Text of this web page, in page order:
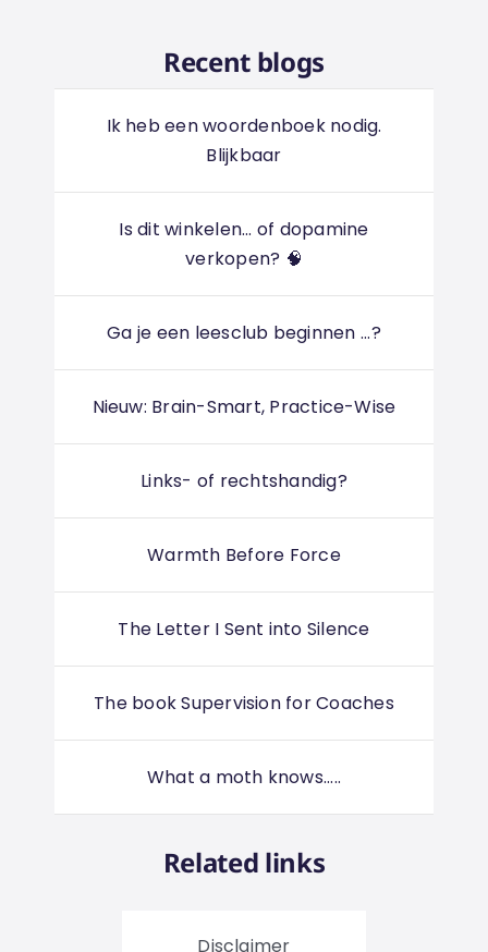
Recent blogs
Ik heb een woordenboek nodig.
Blijkbaar
Is dit winkelen... of dopamine
verkopen? 🧠
Ga je een leesclub beginnen ...?
Nieuw: Brain-Smart, Practice-Wise
Links- of rechtshandig?
Warmth Before Force
The Letter I Sent into Silence
The book Supervision for Coaches
What a moth knows.....
Related links
Disclaimer